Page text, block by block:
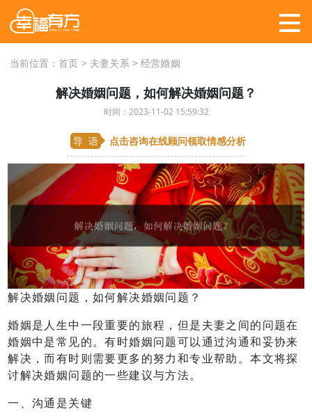
当前位置： 首页 > 夫妻关系 > 经营婚姻
解决婚姻问题，如何解决婚姻问题？
时间：2023-11-02 15:59:32
导 语 点击咨询在线顾问领取情感分析
解决婚姻问题，如何解决婚姻问题？
婚姻是人生中一段重要的旅程，但是夫妻之间的问题在
婚姻中是常见的。有时婚姻问题可以通过沟通和妥协来
解决，而有时则需要更多的努力和专业帮助。本文将探
讨解决婚姻问题的一些建议与方法。
一、沟通是关键